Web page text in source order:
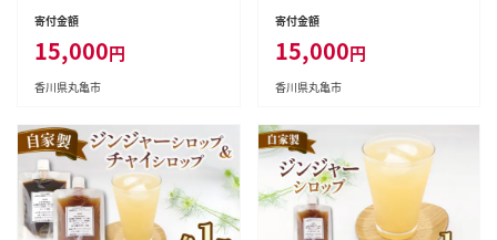
花材 インテリア 雑貨 おしゃれ
ブーケ スワッグ ガーランド 記念
日 贈り物 プレゼント ギフト 香川
寄付金額
15,000円
香川県丸亀市
貨 おしゃれ かわいい 可愛い 植
ランド 記念日 贈り物 プレゼント
ギフト 香川県 丸亀市
寄付金額
15,000円
香川県丸亀市